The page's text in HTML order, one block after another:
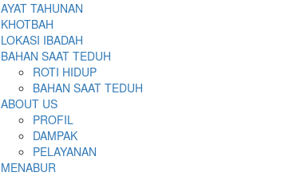
AYAT TAHUNAN
KHOTBAH
LOKASI IBADAH
BAHAN SAAT TEDUH
ROTI HIDUP
BAHAN SAAT TEDUH
ABOUT US
PROFIL
DAMPAK
PELAYANAN
MENABUR